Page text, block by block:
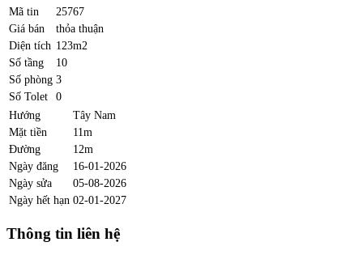
Mã tin
25767
Giá bán
thỏa thuận
Diện tích 123m2
Số tầng
10
Số phòng 3
Số Tolet
0
Hướng
Tây Nam
Mặt tiền
11m
Đường
12m
Ngày đăng
16-01-2026
Ngày sửa
05-08-2026
Ngày hết hạn 02-01-2027
Thông tin liên hệ